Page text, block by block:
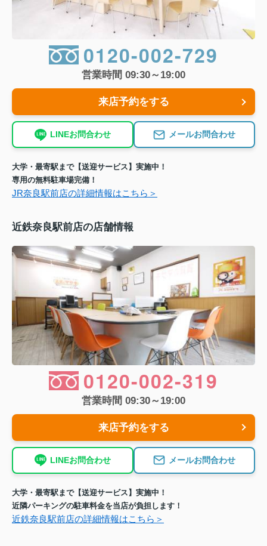
0120-002-729
営業時間 09:30～19:00
来店予約をする
LINEお問合わせ メールお問合わせ
大学・最寄駅まで【送迎サービス】実施中！
専用の無料駐車場完備！
JR奈良駅前店の詳細情報はこちら＞
近鉄奈良駅前店の店舗情報
0120-002-319
営業時間 09:30～19:00
来店予約をする
LINEお問合わせ メールお問合わせ
大学・最寄駅まで【送迎サービス】実施中！
近隣パーキングの駐車料金を当店が負担します！
近鉄奈良駅前店の詳細情報はこちら＞